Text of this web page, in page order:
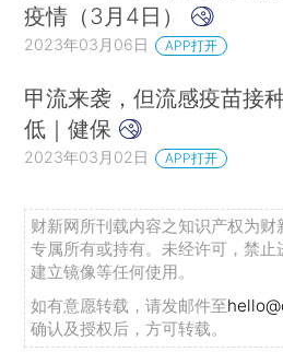
疫情（3月4日）
2023年03月06日 APP打开
甲流来袭，但流感疫苗接
低｜健保
2023年03月02日 APP打开
财新网所刊载内容之知识产权为财
专属所有或持有。未经许可，禁止
建立镜像等任何使用。
如有意愿转载，请发邮件至
确认及授权后，方可转载。